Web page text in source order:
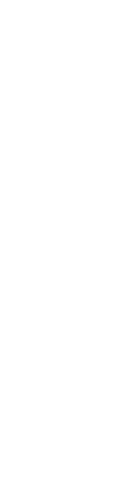
de
de
dans le plus
Scuderia
le ton dès
moteur.
du
par une
surprenante,
robotisée.